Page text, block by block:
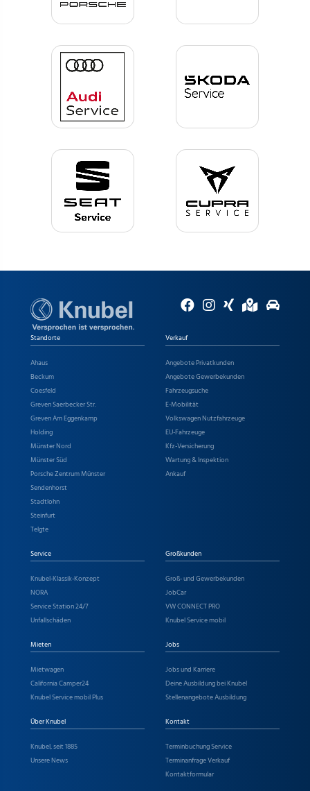
Standorte
Ahaus
Beckum
Coesfeld
Greven Saerbecker Str.
Greven Am Eggenkamp
Holding
Münster Nord
Münster Süd
Porsche Zentrum Münster
Sendenhorst
Stadtlohn
Steinfurt
Telgte
Verkauf
Angebote Privatkunden
Angebote Gewerbekunden
Fahrzeugsuche
E-Mobilität
Volkswagen Nutzfahrzeuge
EU-Fahrzeuge
Kfz-Versicherung
Wartung & Inspektion
Ankauf
Service
Knubel-Klassik-Konzept
NORA
Service Station 24/7
Unfallschäden
Großkunden
Groß- und Gewerbekunden
JobCar
VW CONNECT PRO
Knubel Service mobil
Mieten
Mietwagen
California Camper24
Knubel Service mobil Plus
Jobs
Jobs und Karriere
Deine Ausbildung bei Knubel
Stellenangebote Ausbildung
Über Knubel
Knubel, seit 1885
Unsere News
Kontakt
Terminbuchung Service
Terminanfrage Verkauf
Kontaktformular